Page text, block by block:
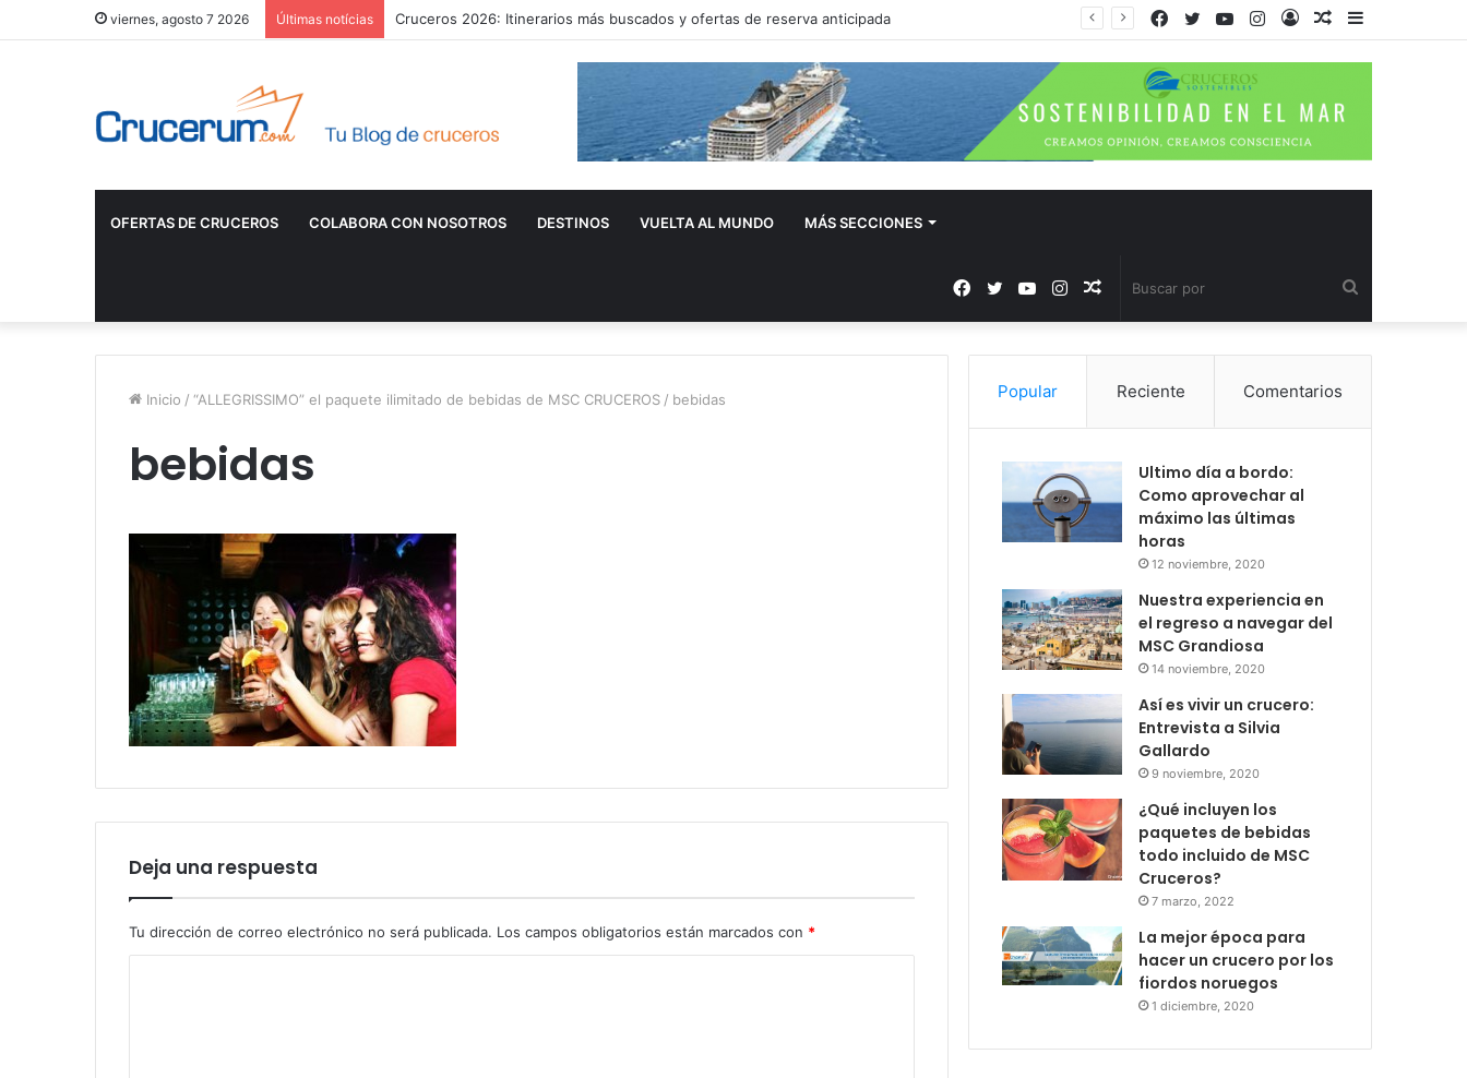
viernes, agosto 7 2026 Últimas notícias Cruceros 2026: Itinerarios más buscados y ofertas de reserva anticipada
Barra
Publicación
Acceso
Instagram
YouTube
Twitter
Facebook
OFERTAS DE CRUCEROS COLABORA CON NOSOTROS DESTINOS VUELTA AL MUNDO MÁS SECCIONES
por
Publicación
al
Instagram
YouTube
Twitter
Facebook
Inicio / “ALLEGRISSIMO” el paquete ilimitado de bebidas de MSC CRUCEROS / bebidas
bebidas
Deja una respuesta
Tu dirección de correo electrónico no será publicada. Los campos obligatorios están marcados con *
Popular Reciente Comentarios
Ultimo día a bordo:
Como aprovechar al
máximo las últimas
horas
12 noviembre, 2020
Nuestra experiencia en
el regreso a navegar del
MSC Grandiosa
14 noviembre, 2020
Así es vivir un crucero:
Entrevista a Silvia
Gallardo
9 noviembre, 2020
¿Qué incluyen los
paquetes de bebidas
todo incluido de MSC
Cruceros?
7 marzo, 2022
La mejor época para
hacer un crucero por los
fiordos noruegos
1 diciembre, 2020